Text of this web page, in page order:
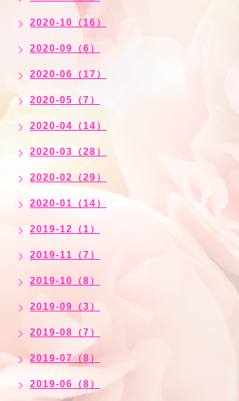
2020-10（16）
2020-09（6）
2020-06（17）
2020-05（7）
2020-04（14）
2020-03（28）
2020-02（29）
2020-01（14）
2019-12（1）
2019-11（7）
2019-10（8）
2019-09（3）
2019-08（7）
2019-07（8）
2019-06（8）